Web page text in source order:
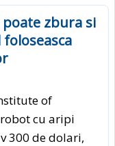
zbura si
of
cu aripi
300 de dolari,